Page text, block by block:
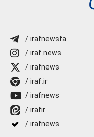
/ irafnewsfa
/ iraf.news
/ irafnews
/ iraf.ir
/ irafnews
/ irafir
/ irafnews